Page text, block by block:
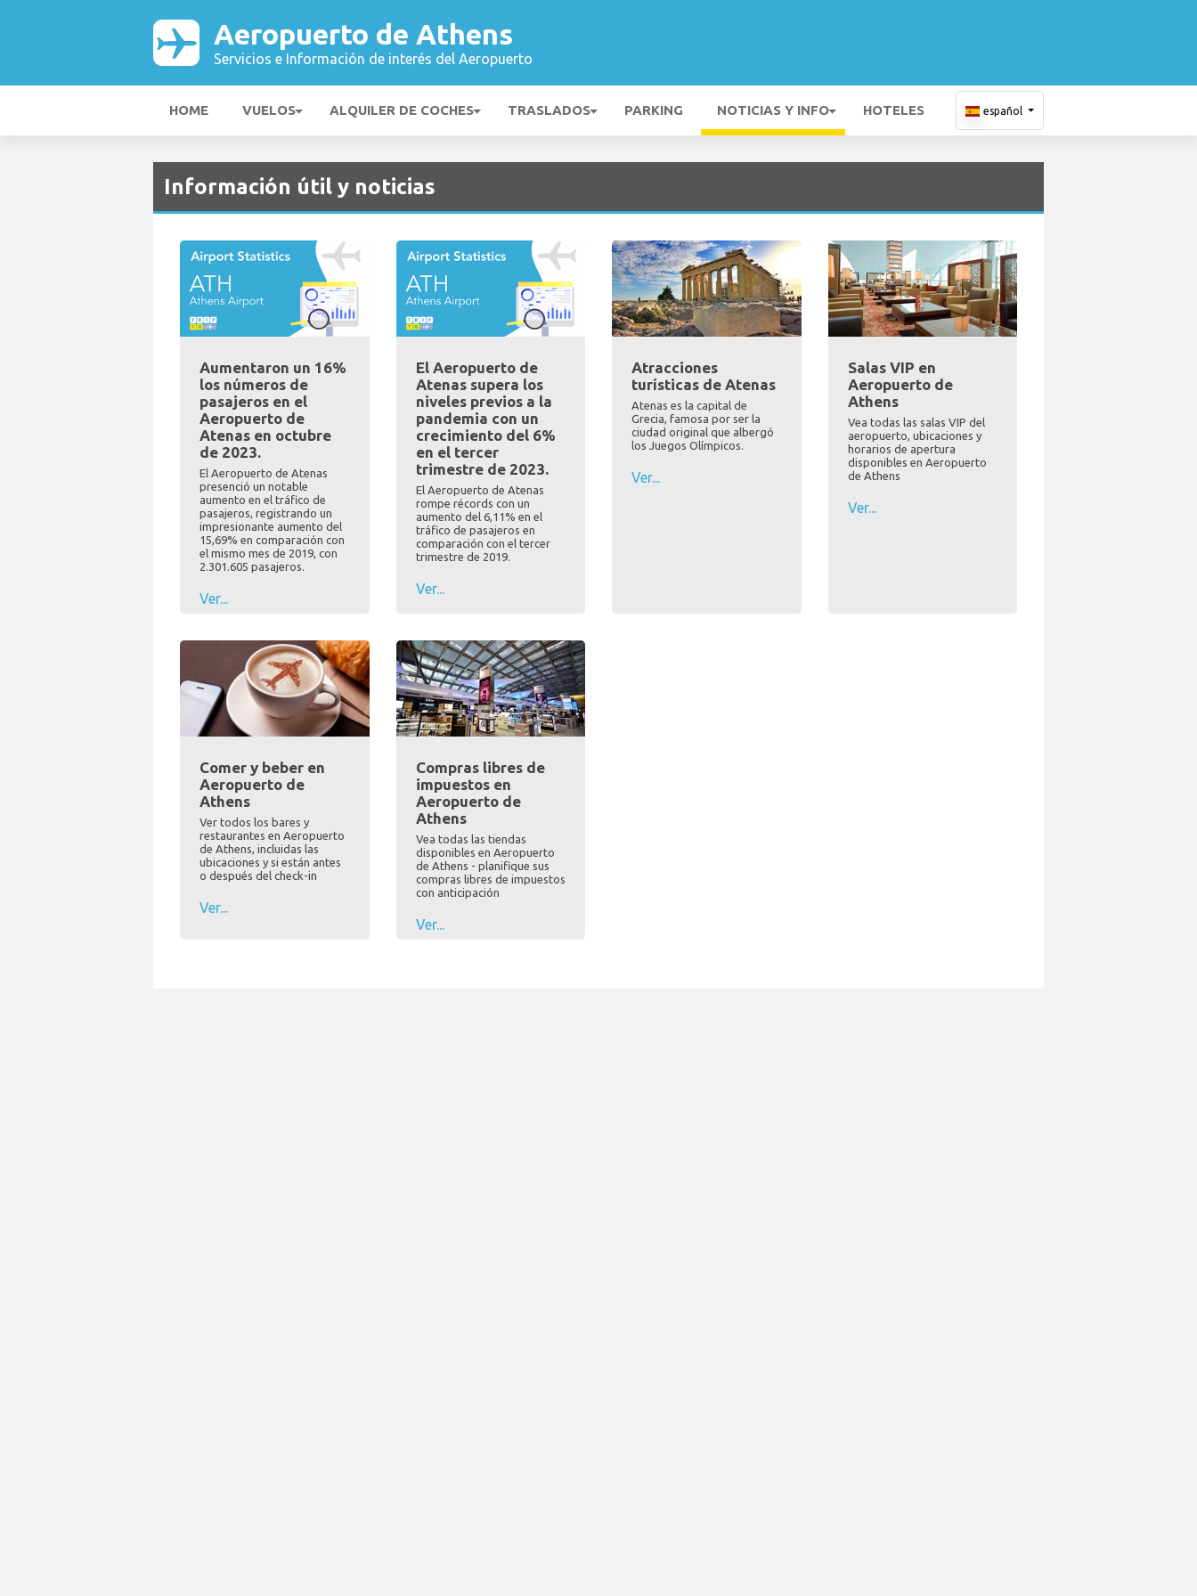
Aeropuerto de Athens
Servicios e Información de interés del Aeropuerto
HOME VUELOS ALQUILER DE COCHES TRASLADOS PARKING NOTICIAS Y INFO HOTELES español
Información útil y noticias
Aumentaron un 16%
los números de
pasajeros en el
Aeropuerto de
Atenas en octubre
de 2023.
El Aeropuerto de Atenas
presenció un notable
aumento en el tráfico de
pasajeros, registrando un
impresionante aumento del
15,69% en comparación con
el mismo mes de 2019, con
2.301.605 pasajeros.
Ver...
El Aeropuerto de
Atenas supera los
niveles previos a la
pandemia con un
crecimiento del 6%
en el tercer
trimestre de 2023.
El Aeropuerto de Atenas
rompe récords con un
aumento del 6,11% en el
tráfico de pasajeros en
comparación con el tercer
trimestre de 2019.
Ver...
Atracciones
turísticas de Atenas
Atenas es la capital de
Grecia, famosa por ser la
ciudad original que albergó
los Juegos Olímpicos.
Ver...
Salas VIP en
Aeropuerto de
Athens
Vea todas las salas VIP del
aeropuerto, ubicaciones y
horarios de apertura
disponibles en Aeropuerto
de Athens
Ver...
Comer y beber en
Aeropuerto de
Athens
Ver todos los bares y
restaurantes en Aeropuerto
de Athens, incluidas las
ubicaciones y si están antes
o después del check-in
Ver...
Compras libres de
impuestos en
Aeropuerto de
Athens
Vea todas las tiendas
disponibles en Aeropuerto
de Athens - planifique sus
compras libres de impuestos
con anticipación
Ver...